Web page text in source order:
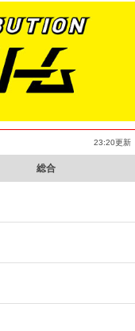
23:20更新
総合